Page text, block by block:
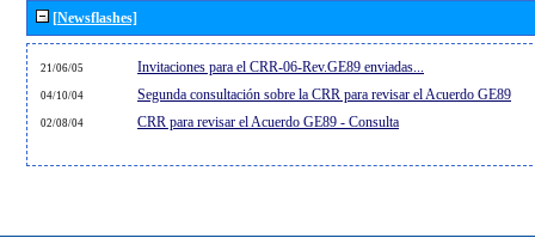
[Newsflashes]
21/06/05 Invitaciones para el CRR-06-Rev.GE89 enviadas...
04/10/04 Segunda consultación sobre la CRR para revisar el Acuerdo GE89
02/08/04 CRR para revisar el Acuerdo GE89 - Consulta